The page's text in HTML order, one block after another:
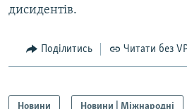
дисидентів.
Поділитись Читати без
Новини Новини | Міжнародні